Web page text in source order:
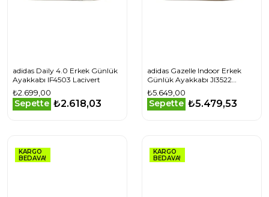
adidas Daily 4.0 Erkek Günlük
Ayakkabı IF4503 Lacivert
₺2.699,00
Sepette ₺2.618,03
adidas Gazelle Indoor Erkek
Günlük Ayakkabı JI3522
Lacivert
₺5.649,00
Sepette ₺5.479,53
KARGO
BEDAVA!
KARGO
BEDAVA!